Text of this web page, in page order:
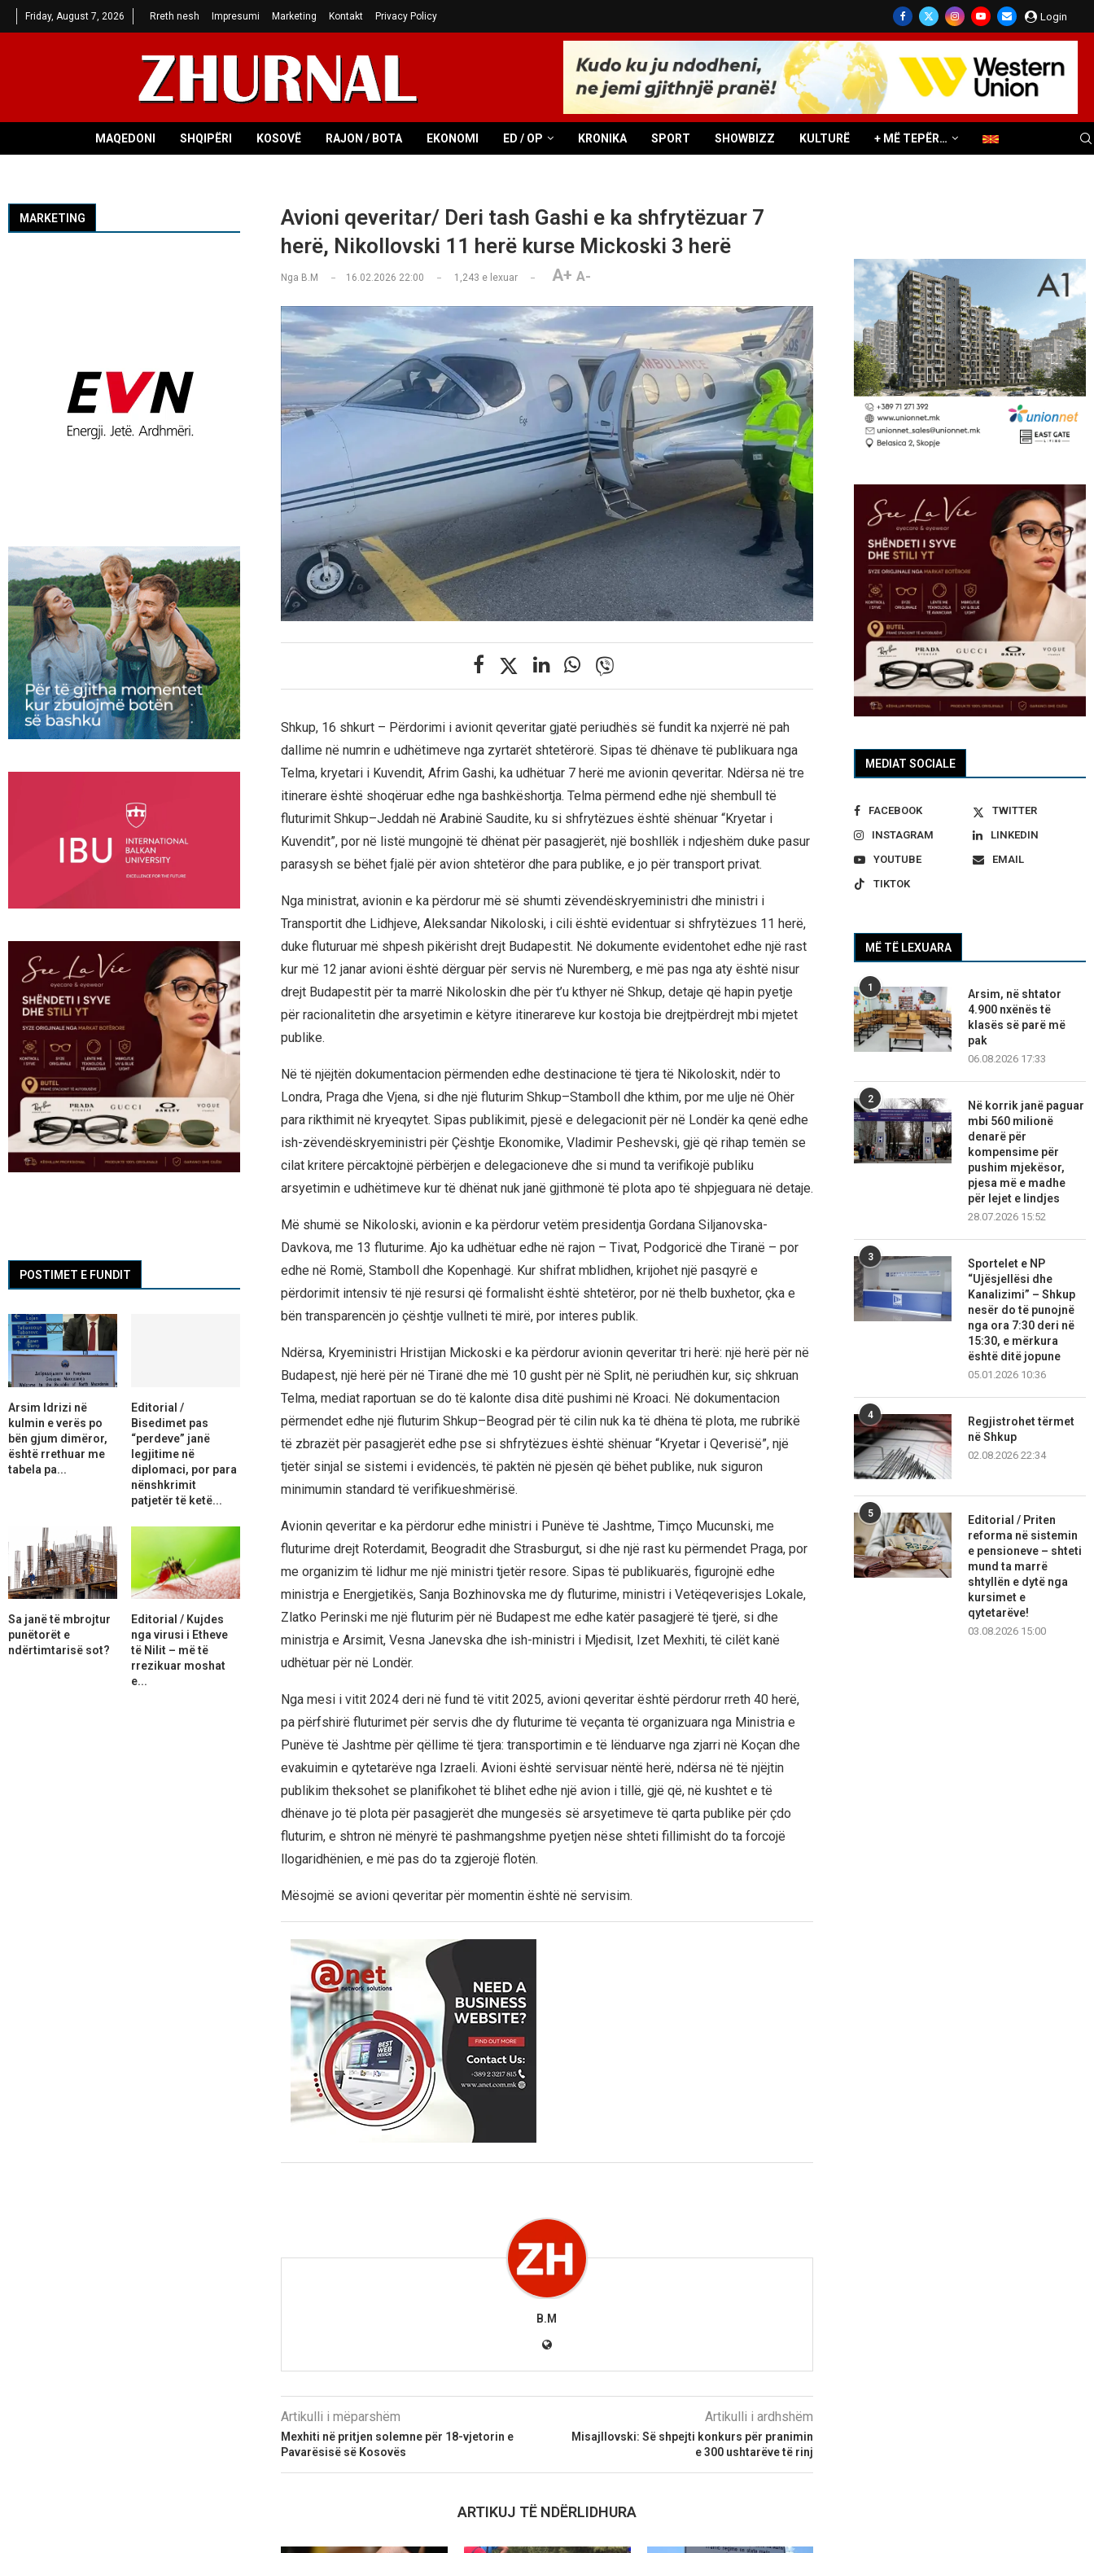
Friday, August 7, 2026 Rreth nesh Impresumi Marketing Kontakt Privacy Policy Login
MAQEDONI SHQIPËRI KOSOVË RAJON / BOTA EKONOMI ED / OP KRONIKA SPORT SHOWBIZZ KULTURË + MË TEPËR…
Avioni qeveritar/ Deri tash Gashi e ka shfrytëzuar 7
herë, Nikollovski 11 herë kurse Mickoski 3 herë
Nga B.M 16.02.2026 22:00 1,243 e lexuar A+ A-
Shkup, 16 shkurt – Përdorimi i avionit qeveritar gjatë periudhës së fundit ka nxjerrë në pah
dallime në numrin e udhëtimeve nga zyrtarët shtetërorë. Sipas të dhënave të publikuara nga
Telma, kryetari i Kuvendit, Afrim Gashi, ka udhëtuar 7 herë me avionin qeveritar. Ndërsa në tre
itinerare është shoqëruar edhe nga bashkëshortja. Telma përmend edhe një shembull të
fluturimit Shkup–Jeddah në Arabinë Saudite, ku si shfrytëzues është shënuar “Kryetar i
Kuvendit”, por në listë mungojnë të dhënat për pasagjerët, një boshllëk i ndjeshëm duke pasur
parasysh se bëhet fjalë për avion shtetëror dhe para publike, e jo për transport privat.
Nga ministrat, avionin e ka përdorur më së shumti zëvendëskryeministri dhe ministri i
Transportit dhe Lidhjeve, Aleksandar Nikoloski, i cili është evidentuar si shfrytëzues 11 herë,
duke fluturuar më shpesh pikërisht drejt Budapestit. Në dokumente evidentohet edhe një rast
kur më 12 janar avioni është dërguar për servis në Nuremberg, e më pas nga aty është nisur
drejt Budapestit për ta marrë Nikoloskin dhe për t’u kthyer në Shkup, detaje që hapin pyetje
për racionalitetin dhe arsyetimin e këtyre itinerareve kur kostoja bie drejtpërdrejt mbi mjetet
publike.
Në të njëjtën dokumentacion përmenden edhe destinacione të tjera të Nikoloskit, ndër to
Londra, Praga dhe Vjena, si dhe një fluturim Shkup–Stamboll dhe kthim, por me ulje në Ohër
para rikthimit në kryeqytet. Sipas publikimit, pjesë e delegacionit për në Londër ka qenë edhe
ish-zëvendëskryeministri për Çështje Ekonomike, Vladimir Peshevski, gjë që rihap temën se
cilat kritere përcaktojnë përbërjen e delegacioneve dhe si mund ta verifikojë publiku
arsyetimin e udhëtimeve kur të dhënat nuk janë gjithmonë të plota apo të shpjeguara në detaje.
Më shumë se Nikoloski, avionin e ka përdorur vetëm presidentja Gordana Siljanovska-
Davkova, me 13 fluturime. Ajo ka udhëtuar edhe në rajon – Tivat, Podgoricë dhe Tiranë – por
edhe në Romë, Stamboll dhe Kopenhagë. Kur shifrat mblidhen, krijohet një pasqyrë e
përdorimit intensiv të një resursi që formalisht është shtetëror, por në thelb buxhetor, çka e
bën transparencën jo çështje vullneti të mirë, por interes publik.
Ndërsa, Kryeministri Hristijan Mickoski e ka përdorur avionin qeveritar tri herë: një herë për në
Budapest, një herë për në Tiranë dhe më 10 gusht për në Split, në periudhën kur, siç shkruan
Telma, mediat raportuan se do të kalonte disa ditë pushimi në Kroaci. Në dokumentacion
përmendet edhe një fluturim Shkup–Beograd për të cilin nuk ka të dhëna të plota, me rubrikë
të zbrazët për pasagjerët edhe pse si shfrytëzues është shënuar “Kryetar i Qeverisë”, një
tjetër sinjal se sistemi i evidencës, të paktën në pjesën që bëhet publike, nuk siguron
minimumin standard të verifikueshmërisë.
Avionin qeveritar e ka përdorur edhe ministri i Punëve të Jashtme, Timço Mucunski, me
fluturime drejt Roterdamit, Beogradit dhe Strasburgut, si dhe një rast ku përmendet Praga, por
me organizim të lidhur me një ministri tjetër resore. Sipas të publikuarës, figurojnë edhe
ministrja e Energjetikës, Sanja Bozhinovska me dy fluturime, ministri i Vetëqeverisjes Lokale,
Zlatko Perinski me një fluturim për në Budapest me edhe katër pasagjerë të tjerë, si dhe
ministrja e Arsimit, Vesna Janevska dhe ish-ministri i Mjedisit, Izet Mexhiti, të cilët kanë
udhëtuar për në Londër.
Nga mesi i vitit 2024 deri në fund të vitit 2025, avioni qeveritar është përdorur rreth 40 herë,
pa përfshirë fluturimet për servis dhe dy fluturime të veçanta të organizuara nga Ministria e
Punëve të Jashtme për qëllime të tjera: transportimin e të lënduarve nga zjarri në Koçan dhe
evakuimin e qytetarëve nga Izraeli. Avioni është servisuar nëntë herë, ndërsa në të njëjtin
publikim theksohet se planifikohet të blihet edhe një avion i tillë, gjë që, në kushtet e të
dhënave jo të plota për pasagjerët dhe mungesës së arsyetimeve të qarta publike për çdo
fluturim, e shtron në mënyrë të pashmangshme pyetjen nëse shteti fillimisht do ta forcojë
llogaridhënien, e më pas do ta zgjerojë flotën.
Mësojmë se avioni qeveritar për momentin është në servisim.
B.M
Artikulli i mëparshëm
Mexhiti në pritjen solemne për 18-vjetorin e
Pavarësisë së Kosovës
Artikulli i ardhshëm
Misajllovski: Së shpejti konkurs për pranimin
e 300 ushtarëve të rinj
ARTIKUJ TË NDËRLIDHURA
MEDIAT SOCIALE
FACEBOOK
TWITTER
INSTAGRAM
LINKEDIN
YOUTUBE
EMAIL
TIKTOK
MË TË LEXUARA
1
Arsim, në shtator
4.900 nxënës të
klasës së parë më
pak
06.08.2026 17:33
2
Në korrik janë paguar
mbi 560 milionë
denarë për
kompensime për
pushim mjekësor,
pjesa më e madhe
për lejet e lindjes
28.07.2026 15:52
3
Sportelet e NP
“Ujësjellësi dhe
Kanalizimi” – Shkup
nesër do të punojnë
nga ora 7:30 deri në
15:30, e mërkura
është ditë jopune
05.01.2026 10:36
4
Regjistrohet tërmet
në Shkup
02.08.2026 22:34
5
Editorial / Priten
reforma në sistemin
e pensioneve – shteti
mund ta marrë
shtyllën e dytë nga
kursimet e
qytetarëve!
03.08.2026 15:00
MARKETING
POSTIMET E FUNDIT
Arsim Idrizi në
kulmin e verës po
bën gjum dimëror,
është rrethuar me
tabela pa...
Editorial /
Bisedimet pas
“perdeve” janë
legjitime në
diplomaci, por para
nënshkrimit
patjetër të ketë...
Sa janë të mbrojtur
punëtorët e
ndërtimtarisë sot?
Editorial / Kujdes
nga virusi i Etheve
të Nilit – më të
rrezikuar moshat
e...